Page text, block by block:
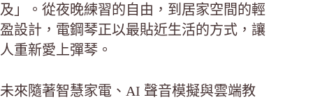
及」。從夜晚練習的自由，到居家空間的輕
盈設計，電鋼琴正以最貼近生活的方式，讓
人重新愛上彈琴。
未來隨著智慧家電、AI 聲音模擬與雲端教